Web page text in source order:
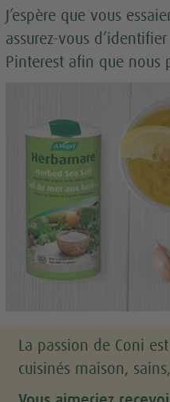
J’espère que vous
assurez-vous
Pinterest afin que nous
La passion de Coni
cuisinés maison,